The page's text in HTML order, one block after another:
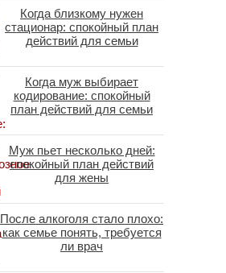
Когда близкому нужен
стационар: спокойный план
действий для семьи
Когда муж выбирает
кодирование: спокойный
план действий для семьи
Муж пьет несколько дней:
спокойный план действий
для жены
После алкоголя стало плохо:
как семье понять, требуется
ли врач